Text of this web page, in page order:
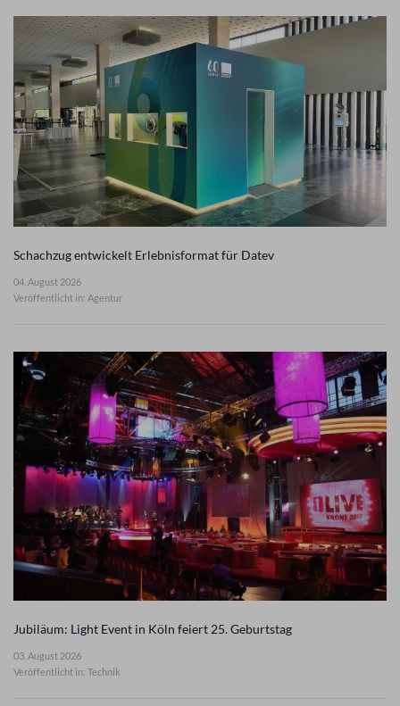
Schachzug entwickelt Erlebnisformat für Datev
04. August 2026
Veröffentlicht in: Agentur
Jubiläum: Light Event in Köln feiert 25. Geburtstag
03. August 2026
Veröffentlicht in: Technik